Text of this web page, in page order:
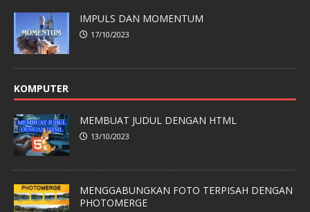
IMPULS DAN MOMENTUM
17/10/2023
KOMPUTER
MEMBUAT JUDUL DENGAN HTML
13/10/2023
MENGGABUNGKAN FOTO TERPISAH DENGAN
PHOTOMERGE